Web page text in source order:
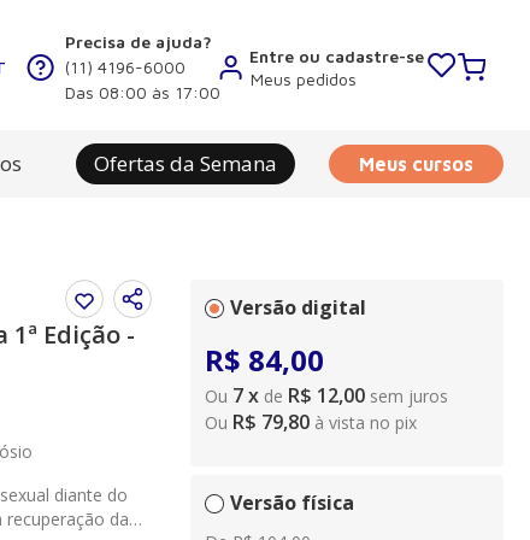
Precisa de ajuda?
(11) 4196-6000
Das 08:00 às 17:00
Entre ou cadastre-se
Meus pedidos
Ofertas da Semana Meus cursos
Edição -
diante do
da
Versão digital
R$ 84,00
Ou 7x de R$ 12,00 sem juros
Ou R$ 79,80 à vista no pix
Versão física